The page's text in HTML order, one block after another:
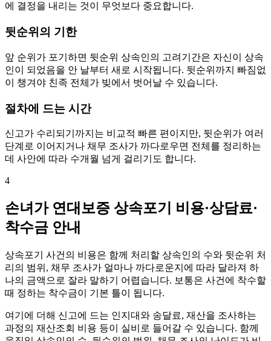
에 결정을 내리는 것이 무엇보다 중요합니다.
뒷순위의 기한
앞 순위가 포기하면 뒷순위 상속인의 고려기간은 자신이 상속
인이 되었음을 안 날부터 새로 시작됩니다. 뒷순위까지 빠짐없
이 챙겨야 친족 전체가 빚에서 벗어날 수 있습니다.
절차에 드는 시간
신고가 수리되기까지는 비교적 빠른 편이지만, 뒷순위가 여러
단계로 이어지거나 채무 조사가 까다로우면 전체를 정리하는
데 사안에 따라 수개월 넘게 걸리기도 합니다.
4
손녀가 연대보증 상속포기 비용·상담료·
착수금 안내
상속포기 사건의 비용은 함께 처리할 상속인의 수와 뒷순위 처
리의 범위, 채무 조사가 얼마나 까다로운지에 따라 달라져 하
나의 금액으로 잘라 말하기 어렵습니다. 보통은 사건에 착수할
때 정하는 착수금이 기본 틀이 됩니다.
여기에 더해 신고에 드는 인지대와 송달료, 재산을 조사하는
과정의 재산조회 비용 등이 실비로 들어갈 수 있습니다. 함께